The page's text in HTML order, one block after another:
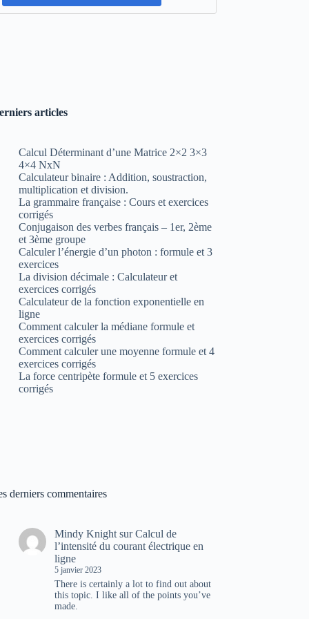
articles
Calcul Déterminant d’une Matrice 2×2 3×3
4×4 NxN
Calculateur binaire : Addition, soustraction,
multiplication et division.
La grammaire française : Cours et exercices
corrigés
Conjugaison des verbes français – 1er, 2ème
et 3ème groupe
Calculer l’énergie d’un photon : formule et 3
exercices
La division décimale : Calculateur et
exercices corrigés
Calculateur de la fonction exponentielle en
ligne
Comment calculer la médiane formule et
exercices corrigés
Comment calculer une moyenne formule et 4
exercices corrigés
La force centripète formule et 5 exercices
corrigés
derniers commentaires
Mindy Knight surCalcul de
l’intensité du courant électrique en
ligne
5 janvier 2023
There is certainly a lot to find out about
this topic. I like all of the points you’ve
made.